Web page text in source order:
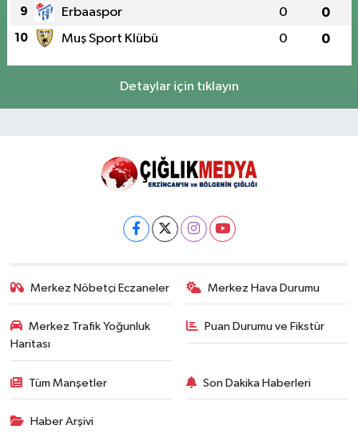
9 Erbaaspor 0 0
10 Muş Sport Klübü 0 0
Detaylar için tıklayın
Merkez Nöbetçi Eczaneler Merkez Hava Durumu
Merkez Trafik Yoğunluk
Haritası
Puan Durumu ve Fikstür
Tüm Manşetler Son Dakika Haberleri
Haber Arşivi